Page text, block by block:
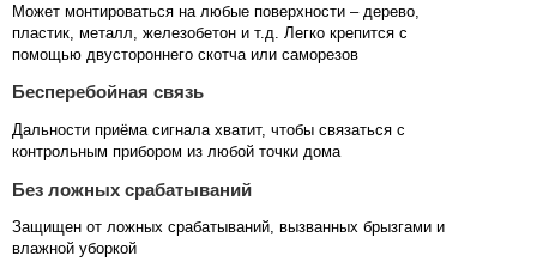
Может монтироваться на любые поверхности – дерево,
пластик, металл, железобетон и т.д. Легко крепится с
помощью двустороннего скотча или саморезов
Бесперебойная связь
Дальности приёма сигнала хватит, чтобы связаться с
контрольным прибором из любой точки дома
Без ложных срабатываний
Защищен от ложных срабатываний, вызванных брызгами и
влажной уборкой